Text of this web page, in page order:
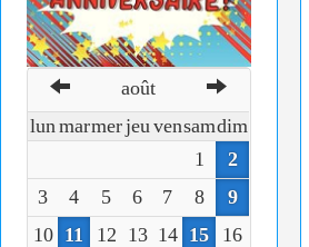
août
lun marmerjeu vensamdim
1
2
3
4 5 6 7 8
9
10 11 12 13 14 15
16